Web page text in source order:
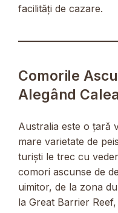
facilități de cazare.
Comorile
Alegând
Australia este o țară
mare varietate de
turiști le trec cu
comori ascunse de
uimitor, de la zona
la Great Barrier